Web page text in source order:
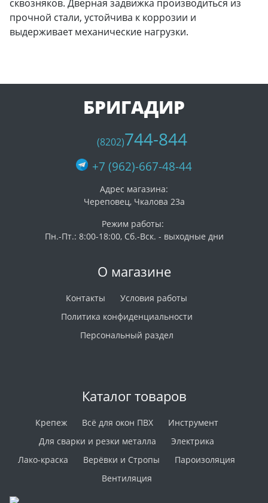
сквозняков. Дверная задвижка производиться из
прочной стали, устойчива к коррозии и
выдерживает механические нагрузки.
О магазине
Контакты
Условия работы
Политика конфиденциальности
Персональный раздел
Каталог товаров
Крепеж Всё для окон ПВХ
Инструмент
Для сварки и резки металла
Электрика
Лако-краска
Верёвки и Стропы
Пароизоляция
Вентиляция
БРИГАДИР
(8202)744-844
+7 (962)-667-48-44
Адрес магазина:
Череповец, Чкалова 23а
Режим работы:
Пн.-Пт.: 8:00-18:00, Сб.-Вск. - выходные дни